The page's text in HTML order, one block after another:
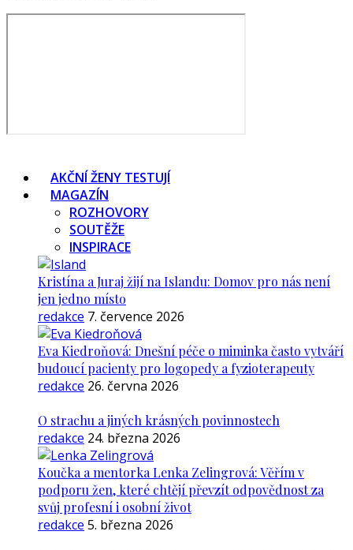
AKČNÍ ŽENY TESTUJÍ
MAGAZÍN
ROZHOVORY
SOUTĚŽE
INSPIRACE
Kristína a Juraj žijí na Islandu: Domov pro nás není
jen jedno místo
redakce 7. července 2026
Eva Kiedroňová: Dnešní péče o miminka často vytváří
budoucí pacienty pro logopedy a fyzioterapeuty
redakce 26. června 2026
O strachu a jiných krásných povinnostech
redakce 24. března 2026
Koučka a mentorka Lenka Zelingrová: Věřím v
podporu žen, které chtějí převzít odpovědnost za
svůj profesní i osobní život
redakce 5. března 2026